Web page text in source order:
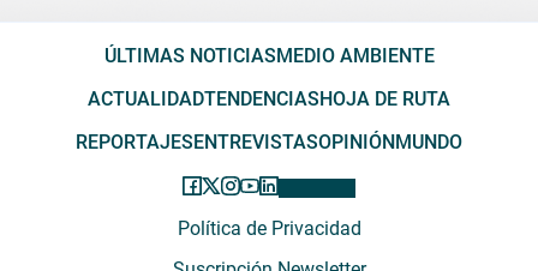
ÚLTIMAS NOTICIAS MEDIO AMBIENTE
ACTUALIDADTENDENCIAS HOJA DE RUTA
REPORTAJES ENTREVISTASOPINIÓN MUNDO
Política de Privacidad